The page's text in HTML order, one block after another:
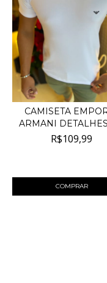
CAMISETA
ARMANI
GOLA...
R$109,99
COMPRAR